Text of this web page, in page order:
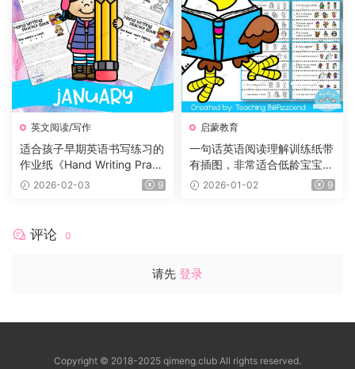
英文阅读/写作
适合孩子早期英语书写练习的
作业纸《Hand Writing Practi
ce Book》12册，每个月有一
2026-02-03 9
启蒙教育
一句话英语阅读理解训练纸带
有插图，非常适合低龄宝宝！
小红书爆款！
2026-01-02 9
评论 0
请先 登录
Copyright © 2018-2025 qimeng.club All rights reserved.